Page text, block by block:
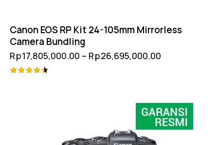
Canon EOS RP Kit 24-105mm Mirrorless
Camera Bundling
Rp17,805,000.00 – Rp26,695,000.00